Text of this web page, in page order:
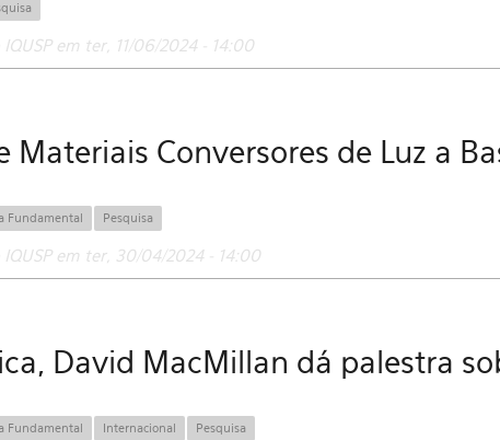
em ter, 11/06/2024 - 14:00
Materiais Conversores de Luz a
Fundamental Pesquisa
em ter, 30/04/2024 - 14:00
David MacMillan dá palestra
Fundamental Internacional Pesquisa